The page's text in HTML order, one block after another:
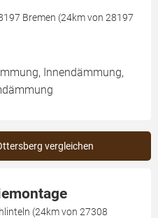
Bremen (24km von 28197
Innendämmung,
vergleichen
(24km von 27308